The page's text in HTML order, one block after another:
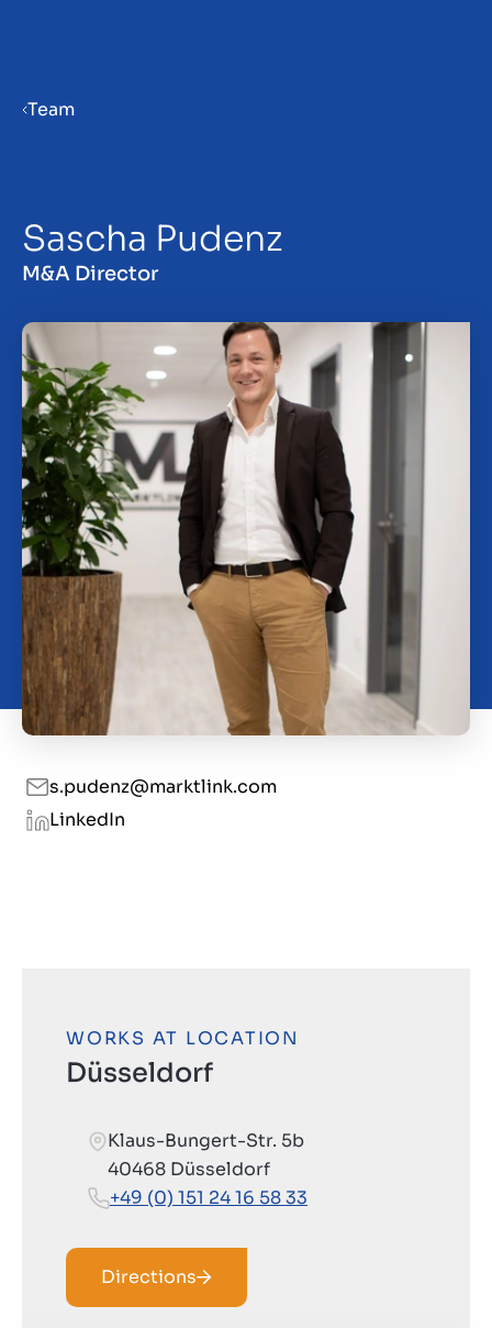
Prodaja podjetja
Vpogledi
About us
Contact
SL
Team
Sascha Pudenz
M&A Director
s.pudenz@marktlink.com
LinkedIn
WORKS AT LOCATION
Düsseldorf
Klaus-Bungert-Str. 5b
40468 Düsseldorf
+49 (0) 151 24 16 58 33
Directions